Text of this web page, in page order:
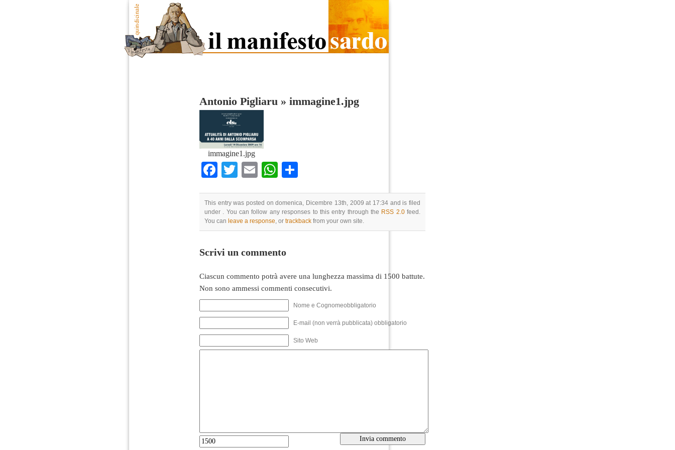
Antonio Pigliaru » immagine1.jpg
immagine1.jpg
Facebook
TwitterEmailWhatsApp
This entry was posted on domenica, Dicembre 13th, 2009 at 17:34 and is filed
under . You can follow any responses to this entry through the RSS 2.0feed.
You can leave a response, or trackback from your own site.
Scrivi un commento
Ciascun commento potrà avere una lunghezza massima di 1500 battute.
Non sono ammessi commenti consecutivi.
Nome e Cognomeobbligatorio
E-mail (non verrà pubblicata) obbligatorio
Sito Web